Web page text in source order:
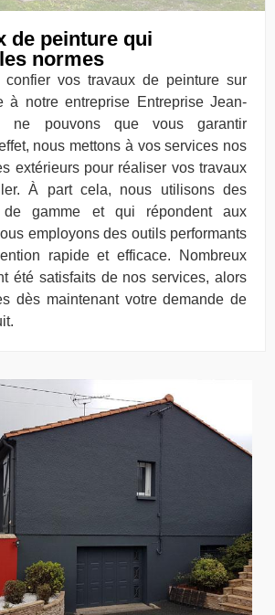
de peinture qui
normes
confier vos travaux de peinture sur
à notre entreprise Entreprise Jean-
ne pouvons que vous garantir
nous mettons à vos services nos
extérieurs pour réaliser vos travaux
À part cela, nous utilisons des
de gamme et qui répondent aux
employons des outils performants
rapide et efficace. Nombreux
été satisfaits de nos services, alors
dès maintenant votre demande de